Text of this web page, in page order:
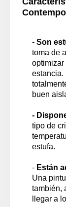
- Son
toma de
estancia.
buen
-
tipo de
estufa.
- Están
Una
también,
llegar a